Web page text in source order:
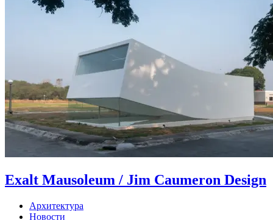
Exalt Mausoleum / Jim Caumeron Design
Архитектура
Новости